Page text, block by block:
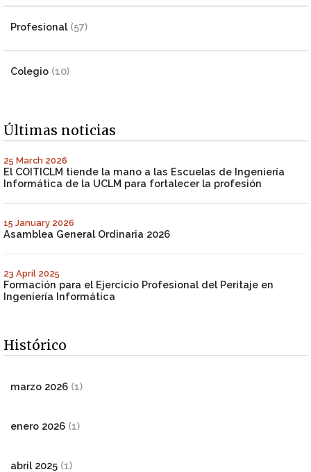
Profesional (57)
Colegio (10)
Últimas noticias
25 March 2026
El COITICLM tiende la mano a las Escuelas de Ingeniería
Informática de la UCLM para fortalecer la profesión
15 January 2026
Asamblea General Ordinaria 2026
23 April 2025
Formación para el Ejercicio Profesional del Peritaje en
Ingeniería Informática
Histórico
marzo 2026 (1)
enero 2026 (1)
abril 2025 (1)